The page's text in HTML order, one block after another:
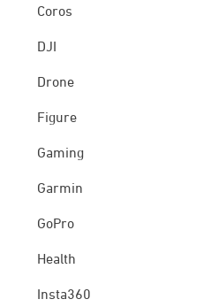
Coros
DJI
Drone
Figure
Gaming
Garmin
GoPro
Health
Insta360